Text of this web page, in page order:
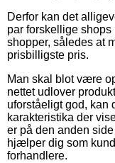
Derfor kan det
par forskellige shops
shopper, således at
prisbilligste pris.
Man skal blot være
nettet udlover
uforståeligt god,
karakteristika der
er på den anden
hjælper dig som
forhandlere.